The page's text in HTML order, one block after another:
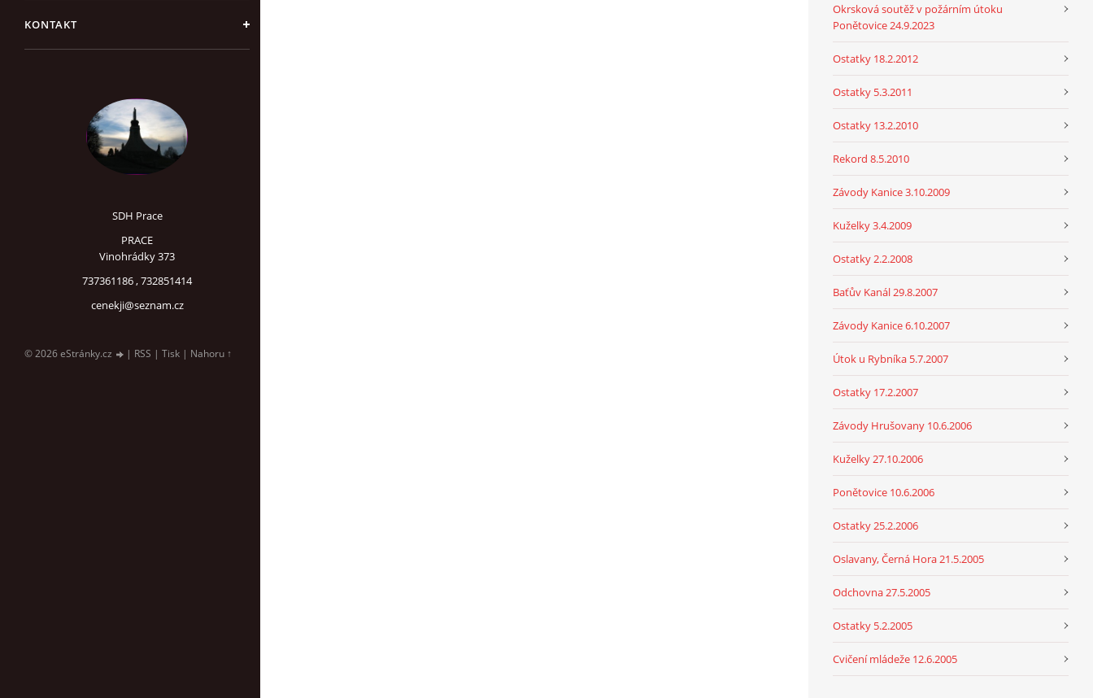
KONTAKT
SDH Prace
PRACE
Vinohrádky 373
737361186 , 732851414
cenekji@seznam.cz
© 2026 eStránky.cz | RSS | Tisk | Nahoru ↑
Okrsková soutěž v požárním útoku
Ponětovice 24.9.2023
Ostatky 18.2.2012
Ostatky 5.3.2011
Ostatky 13.2.2010
Rekord 8.5.2010
Závody Kanice 3.10.2009
Kuželky 3.4.2009
Ostatky 2.2.2008
Baťův Kanál 29.8.2007
Závody Kanice 6.10.2007
Útok u Rybníka 5.7.2007
Ostatky 17.2.2007
Závody Hrušovany 10.6.2006
Kuželky 27.10.2006
Ponětovice 10.6.2006
Ostatky 25.2.2006
Oslavany, Černá Hora 21.5.2005
Odchovna 27.5.2005
Ostatky 5.2.2005
Cvičení mládeže 12.6.2005